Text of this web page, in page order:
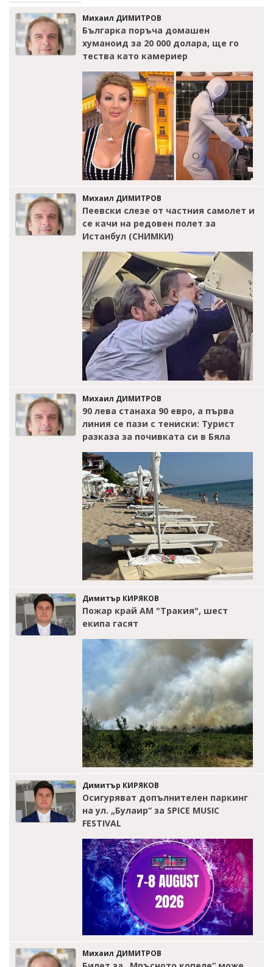
Михаил ДИМИТРОВ
Българка поръча домашен
хуманоид за 20 000 долара, ще го
тества като камериер
Михаил ДИМИТРОВ
Пеевски слезе от частния самолет и
се качи на редовен полет за
Истанбул (СНИМКИ)
Михаил ДИМИТРОВ
90 лева станаха 90 евро, а първа
линия се пази с тениски: Турист
разказа за почивката си в Бяла
Димитър КИРЯКОВ
Пожар край АМ "Тракия", шест
екипа гасят
Димитър КИРЯКОВ
Осигуряват допълнителен паркинг
на ул. „Булаир“ за SPICE MUSIC
FESTIVAL
Михаил ДИМИТРОВ